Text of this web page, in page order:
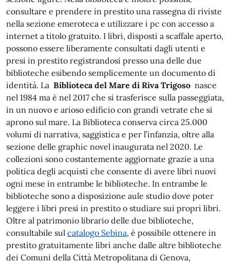
consultare e prendere in prestito una rassegna di riviste
nella sezione emeroteca e utilizzare i pc con accesso a
internet a titolo gratuito. I libri, disposti a scaffale aperto,
possono essere liberamente consultati dagli utenti e
presi in prestito registrandosi presso una delle due
biblioteche esibendo semplicemente un documento di
identità. La Biblioteca del Mare di Riva Trigoso nasce
nel 1984 ma è nel 2017 che si trasferisce sulla passeggiata,
in un nuovo e arioso edificio con grandi vetrate che si
aprono sul mare. La Biblioteca conserva circa 25.000
volumi di narrativa, saggistica e per l’infanzia, oltre alla
sezione delle graphic novel inaugurata nel 2020. Le
collezioni sono costantemente aggiornate grazie a una
politica degli acquisti che consente di avere libri nuovi
ogni mese in entrambe le biblioteche. In entrambe le
biblioteche sono a disposizione aule studio dove poter
leggere i libri presi in prestito o studiare sui propri libri.
Oltre al patrimonio librario delle due biblioteche,
consultabile sul catalogo Sebina, è possibile ottenere in
prestito gratuitamente libri anche dalle altre biblioteche
dei Comuni della Città Metropolitana di Genova,